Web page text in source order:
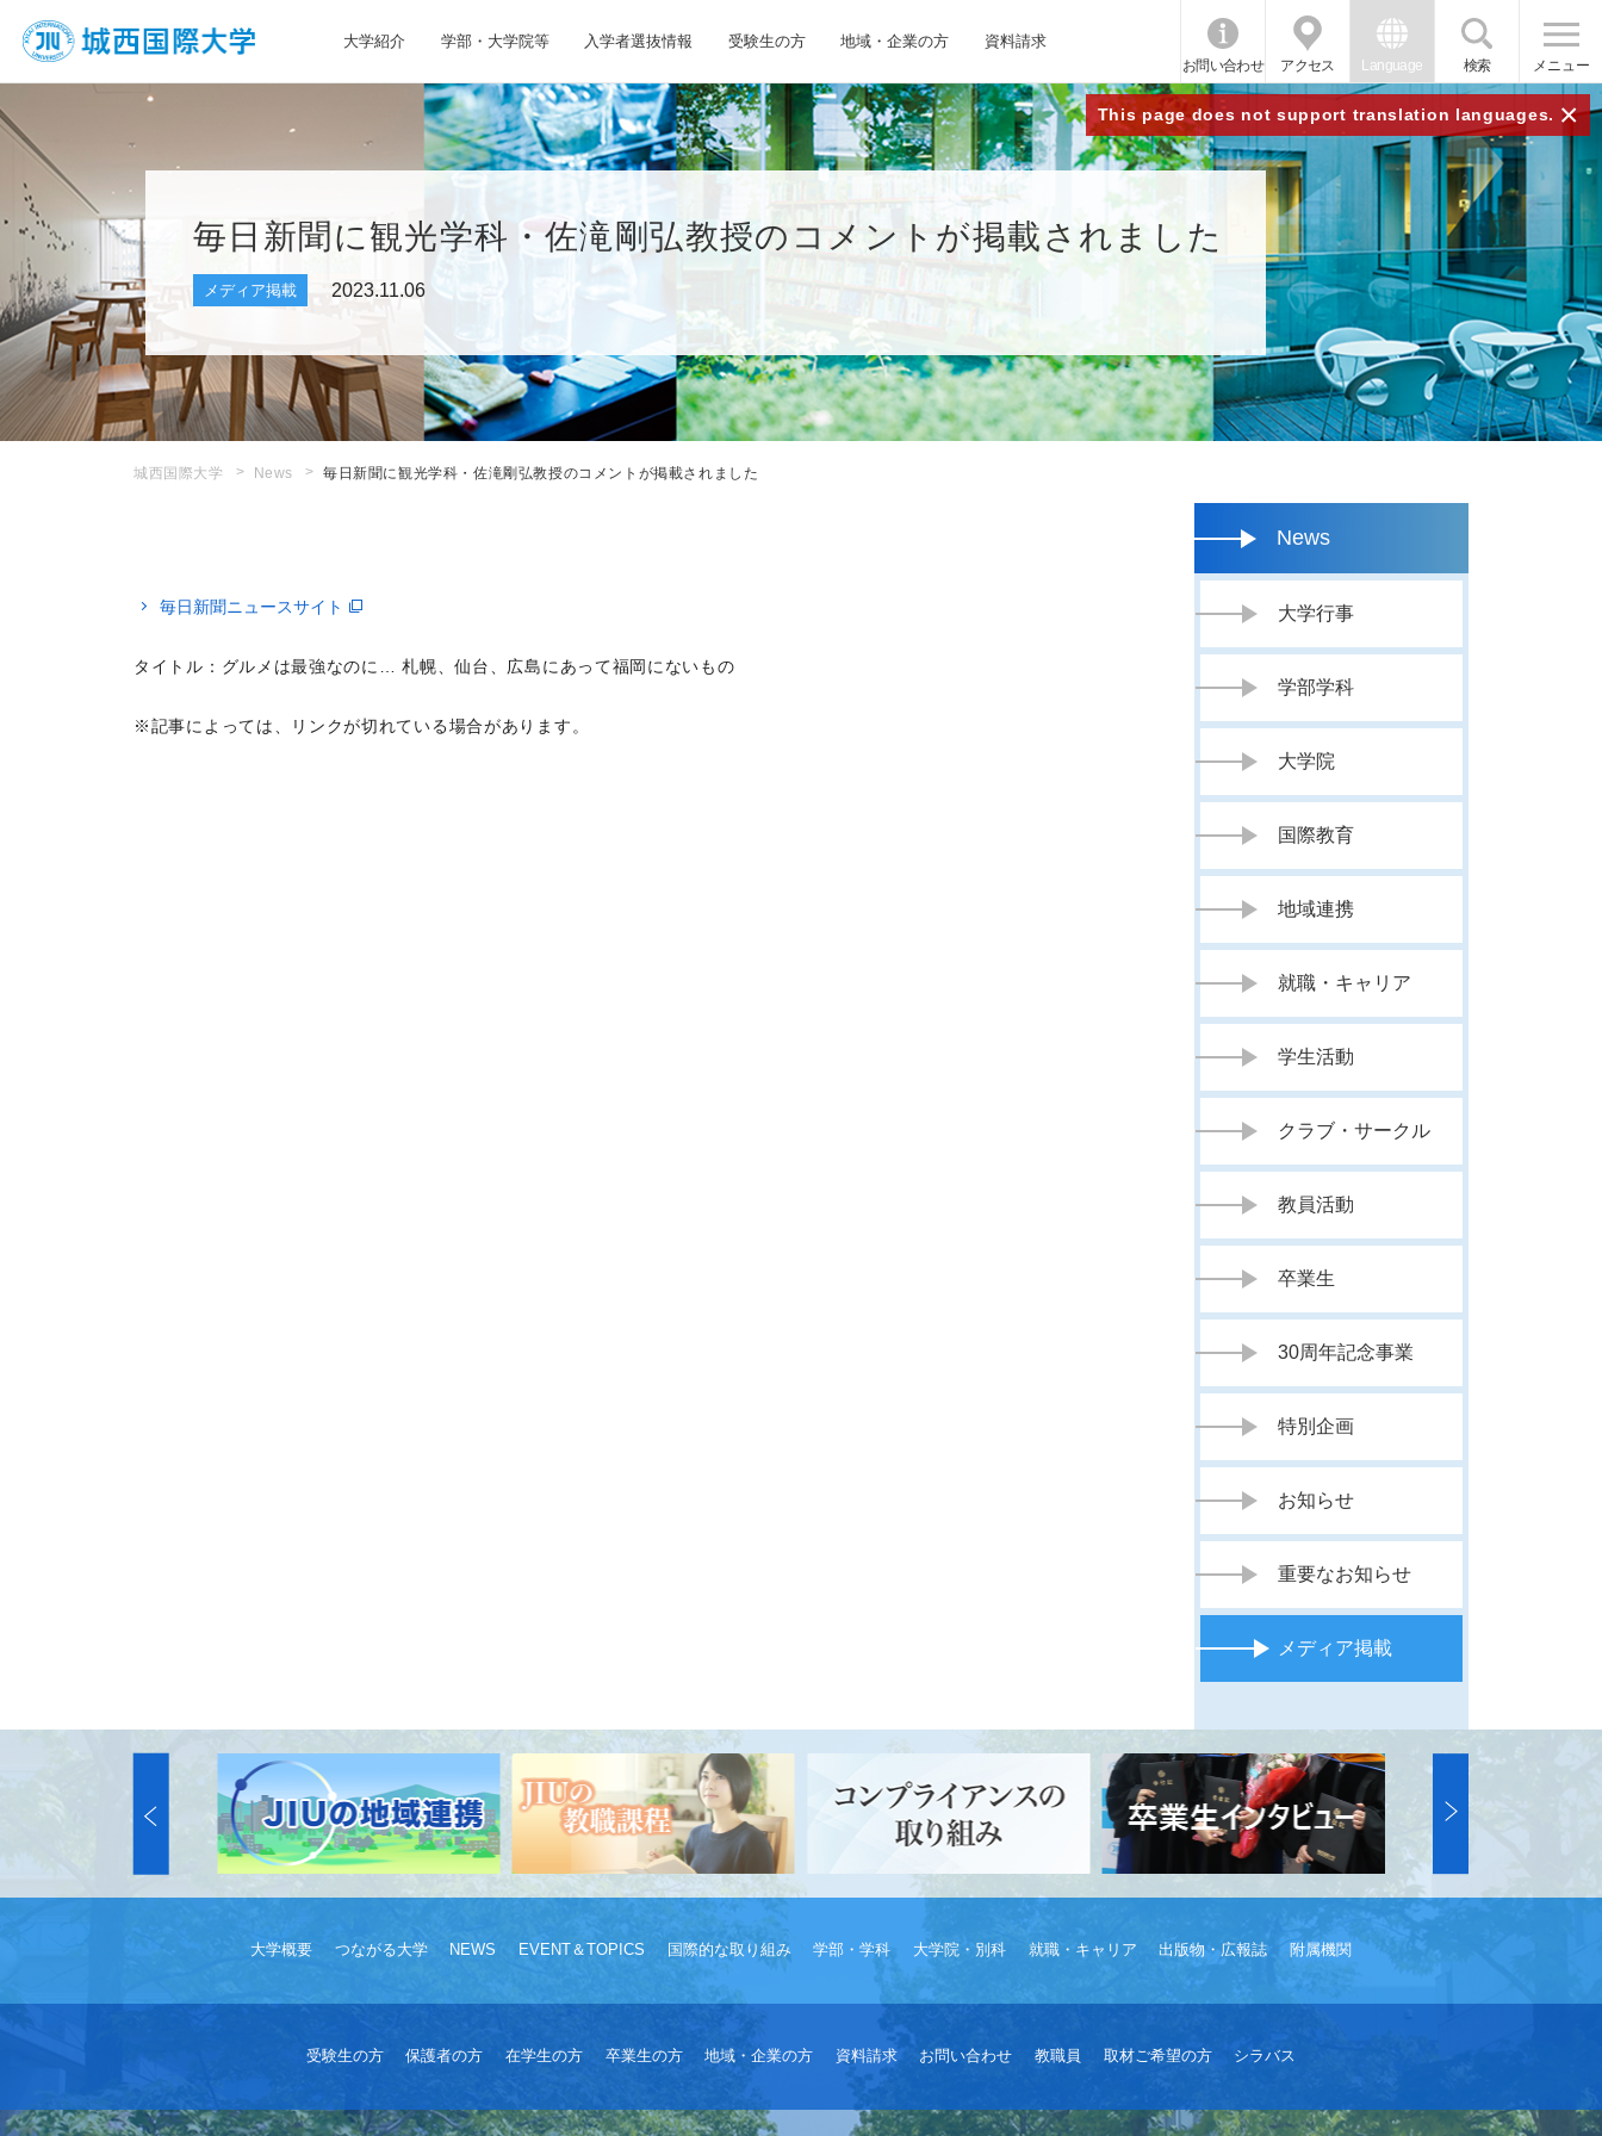
大学紹介 学部・大学院等 入学者選抜情報 受験生の方 地域・企業の方 資料請求
お問い合わせ アクセス Language 検索 メニュー
This page does not support translation languages. ×
毎日新聞に観光学科・佐滝剛弘教授のコメントが掲載されました
メディア掲載 2023.11.06
城西国際大学 News 毎日新聞に観光学科・佐滝剛弘教授のコメントが掲載されました
毎日新聞ニュースサイト
タイトル：グルメは最強なのに… 札幌、仙台、広島にあって福岡にないもの
※記事によっては、リンクが切れている場合があります。
News
大学行事
学部学科
大学院
国際教育
地域連携
就職・キャリア
学生活動
クラブ・サークル
教員活動
卒業生
30周年記念事業
特別企画
お知らせ
重要なお知らせ
メディア掲載
大学概要 つながる大学 NEWS EVENT＆TOPICS 国際的な取り組み 学部・学科 大学院・別科 就職・キャリア 出版物・広報誌 附属機関
受験生の方 保護者の方 在学生の方 卒業生の方 地域・企業の方 資料請求 お問い合わせ 教職員 取材ご希望の方 シラバス